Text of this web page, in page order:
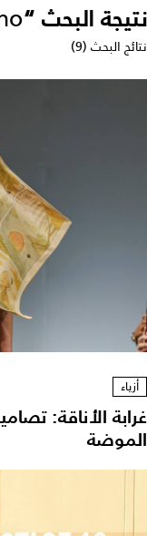
نتيجة البحث “
نتائج البحث (9)
أزياء
غرابة الأناقة:
الموضة